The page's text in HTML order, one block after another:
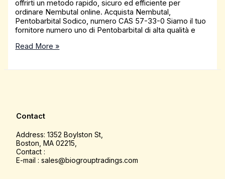
offrirti un metodo rapido, sicuro ed efficiente per
ordinare Nembutal online. Acquista Nembutal,
Pentobarbital Sodico, numero CAS 57-33-0 Siamo il tuo
fornitore numero uno di Pentobarbital di alta qualità e
Read More »
Contact
Address: 1352 Boylston St,
Boston, MA 02215,
Contact :
E-mail : sales@biogrouptradings.com